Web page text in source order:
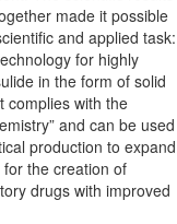
made it possible
and applied task:
for highly
in the form of solid
complies with the
and can be used
production to expand
the creation of
drugs with improved